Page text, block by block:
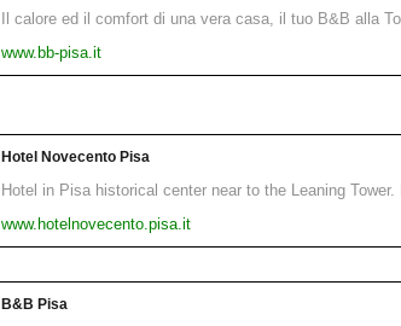
Il calore ed il comfort di una vera casa, il tuo B&B alla
www.bb-pisa.it
Hotel Novecento Pisa
Hotel in Pisa historical center near to the Leaning
www.hotelnovecento.pisa.it
B&B Pisa